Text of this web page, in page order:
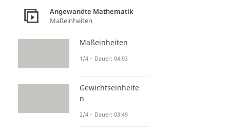
Angewandte Mathematik
Maßeinheiten
Maßeinheiten
1/4 – Dauer: 04:03
Gewichtseinheite
n
2/4 – Dauer: 03:49